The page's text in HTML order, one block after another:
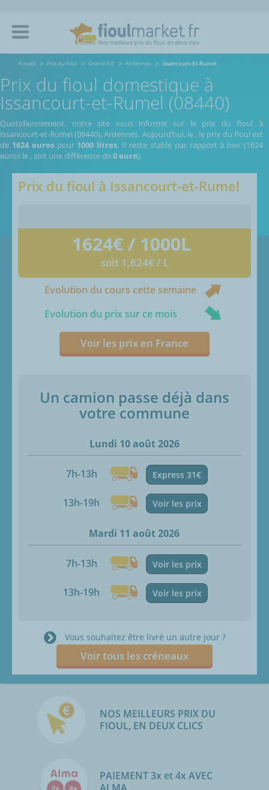
Accueil Prix du fioul Grand-Est Ardennes Issancourt-Et-Rumel
Prix du fioul domestique à
Issancourt-et-Rumel (08440)
Quotidiennement, notre site vous informe sur le prix du fioul à
Issancourt-et-Rumel (08440), Ardennes. Aujourd’hui, le , le prix du fioul est
de 1624 eurospour 1000 litres. Il reste stable par rapport à hier (1624
euros le , soit une différence de0 euro).
Prix du fioul à Issancourt-et-Rumel
1624€ / 1000L
soit 1,624€ / L
Evolution du cours cette semaine
Evolution du prix sur ce mois
Voir les prix en France
Un camion passe déjà dans
votre commune
Lundi 10 août 2026
7h-13h Express 31€
13h-19h Voir les prix
Mardi 11 août 2026
7h-13h Voir les prix
13h-19h Voir les prix
Vous souhaitez être livré un autre jour ?
Voir tous les créneaux
NOS MEILLEURS PRIX DU
FIOUL, EN DEUX CLICS
PAIEMENT 3x et 4x AVEC